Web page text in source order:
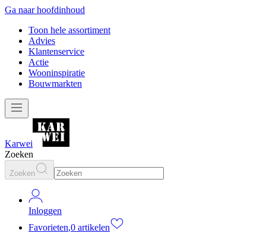
Ga naar hoofdinhoud
Toon hele assortiment
Advies
Klantenservice
Actie
Wooninspiratie
Bouwmarkten
Karwei
Zoeken
Zoeken
Inloggen
Favorieten,0 artikelen